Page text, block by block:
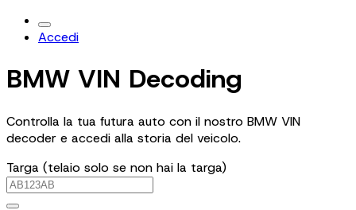
Accedi
BMW VIN Decoding
Controlla la tua futura auto con il nostro BMW VIN
decoder e accedi alla storia del veicolo.
Targa (telaio solo se non hai la targa)